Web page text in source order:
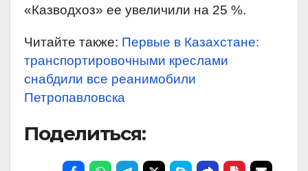
«Казводхоз» ее увеличили на 25 %.
Читайте также: Первые в Казахстане:
транспортировочными креслами
снабдили все реанимобили
Петропавловска
Поделиться: